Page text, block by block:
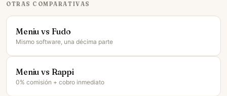
OTRAS COMPARATIVAS
Meniu vs Fudo
Mismo software, una décima parte
Meniu vs Rappi
0% comisión + cobro inmediato